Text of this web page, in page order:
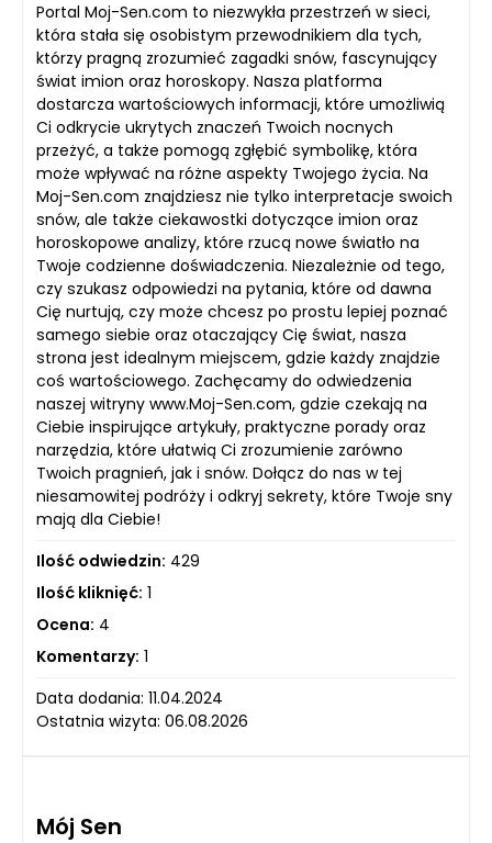
Portal Moj-Sen.com to niezwykła przestrzeń w sieci,
która stała się osobistym przewodnikiem dla tych,
którzy pragną zrozumieć zagadki snów, fascynujący
świat imion oraz horoskopy. Nasza platforma
dostarcza wartościowych informacji, które umożliwią
Ci odkrycie ukrytych znaczeń Twoich nocnych
przeżyć, a także pomogą zgłębić symbolikę, która
może wpływać na różne aspekty Twojego życia. Na
Moj-Sen.com znajdziesz nie tylko interpretacje swoich
snów, ale także ciekawostki dotyczące imion oraz
horoskopowe analizy, które rzucą nowe światło na
Twoje codzienne doświadczenia. Niezależnie od tego,
czy szukasz odpowiedzi na pytania, które od dawna
Cię nurtują, czy może chcesz po prostu lepiej poznać
samego siebie oraz otaczający Cię świat, nasza
strona jest idealnym miejscem, gdzie każdy znajdzie
coś wartościowego. Zachęcamy do odwiedzenia
naszej witryny www.Moj-Sen.com, gdzie czekają na
Ciebie inspirujące artykuły, praktyczne porady oraz
narzędzia, które ułatwią Ci zrozumienie zarówno
Twoich pragnień, jak i snów. Dołącz do nas w tej
niesamowitej podróży i odkryj sekrety, które Twoje sny
mają dla Ciebie!
Ilość odwiedzin: 429
Ilość kliknięć: 1
Ocena: 4
Komentarzy: 1
Data dodania: 11.04.2024
Ostatnia wizyta: 06.08.2026
Mój Sen